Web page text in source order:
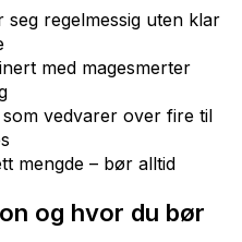
seg regelmessig uten klar
med magesmerter
vedvarer over fire til
mengde – bør alltid
og hvor du bør